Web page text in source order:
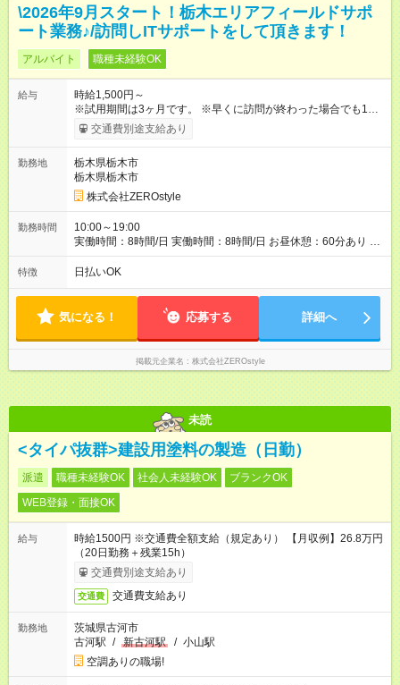
\2026年9月スタート！栃木エリアフィールドサポ
ート業務♪/訪問しITサポートをして頂きます！
アルバイト 職種未経験OK
給与
時給1,500円～
※試用期間は3ヶ月です。 ※早くに訪問が終わった場合でも1日
分満額支給させて頂きます。 【試用期間】試用期間あり 試用期
間の長さ：3ヶ月 雇用形態、給与は本採用時と同じです。
交通費別途支給あり
勤務地
栃木県栃木市
栃木県栃木市
株式会社ZEROstyle
勤務時間
10:00～19:00
実働時間：8時間/日 実働時間：8時間/日 お昼休憩：60分あり 土
日祝含む全日シフト制
特徴 日払いOK
気になる！ 応募する 詳細へ
掲載元企業名 株式会社ZEROstyle
未読
<タイパ抜群>建設用塗料の製造（日勤）
派遣 職種未経験OK 社会人未経験OK
ブランクOK
WEB登録・面接OK
給与
時給1500円 ※交通費全額支給（規定あり） 【月収例】26.8万円
（20日勤務＋残業15h）
交通費別途支給あり
交通費 交通費支給あり
勤務地
茨城県古河市
古河駅 / 新古河駅 / 小山駅
空調ありの職場!